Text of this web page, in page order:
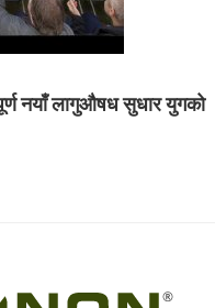
नयाँ लागुऔषध सुधार युगको
®